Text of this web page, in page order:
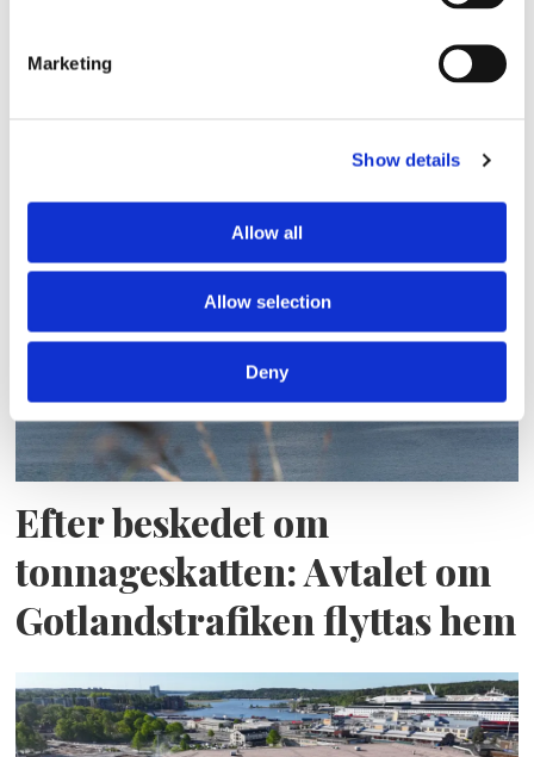
Marketing
Show details
Allow all
Allow selection
Deny
Aurora Botnia får Stena-
kostym
Efter beskedet om
tonnageskatten: Avtalet om
Gotlandstrafiken flyttas hem